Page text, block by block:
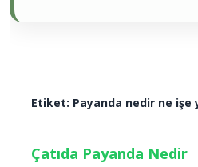
Etiket: Payanda nedir ne işe
Çatıda Payanda Nedir